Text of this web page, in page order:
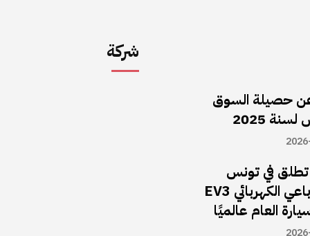
شركة
حصيلة السوق
2025
تطلق في تونس
سيارة الـدفع الرباعي الكهربائي EV3
العام عالميًا